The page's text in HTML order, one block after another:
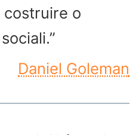
o
Daniel Goleman